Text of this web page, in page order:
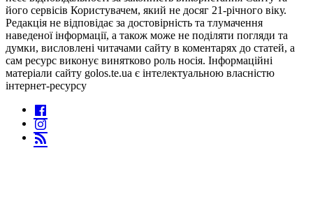
його сервісів Користувачем, який не досяг 21-річного віку.
Редакція не відповідає за достовірність та тлумачення
наведеної інформації, а також може не поділяти погляди та
думки, висловлені читачами сайту в коментарях до статей, а
сам ресурс виконує винятково роль носія. Інформаційні
матеріали сайту golos.te.ua є інтелектуальною власністю
інтернет-ресурсу